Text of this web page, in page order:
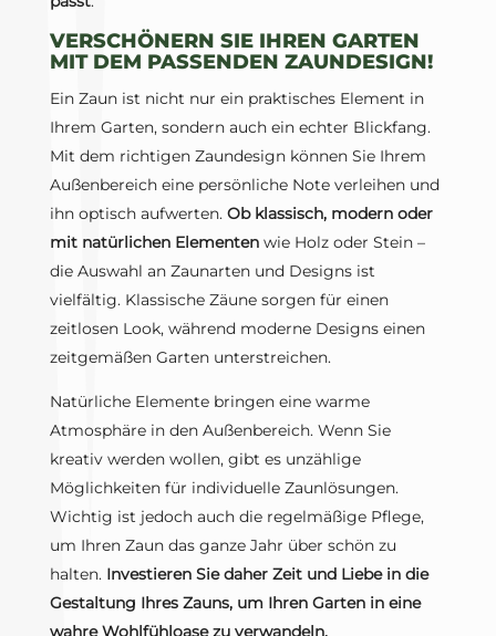
VERSCHÖNERN SIE IHREN GARTEN
MIT DEM PASSENDEN ZAUNDESIGN!
Ein Zaun ist nicht nur ein praktisches Element in
Ihrem Garten, sondern auch ein echter Blickfang.
Mit dem richtigen Zaundesign können Sie Ihrem
Außenbereich eine persönliche Note verleihen und
ihn optisch aufwerten. Ob klassisch, modern oder
mit natürlichen Elementenwie Holz oder Stein –
die Auswahl an Zaunarten und Designs ist
vielfältig. Klassische Zäune sorgen für einen
zeitlosen Look, während moderne Designs einen
zeitgemäßen Garten unterstreichen.
Natürliche Elemente bringen eine warme
Atmosphäre in den Außenbereich. Wenn Sie
kreativ werden wollen, gibt es unzählige
Möglichkeiten für individuelle Zaunlösungen.
Wichtig ist jedoch auch die regelmäßige Pflege,
um Ihren Zaun das ganze Jahr über schön zu
halten. Investieren Sie daher Zeit und Liebe in die
Gestaltung Ihres Zauns, um Ihren Garten in eine